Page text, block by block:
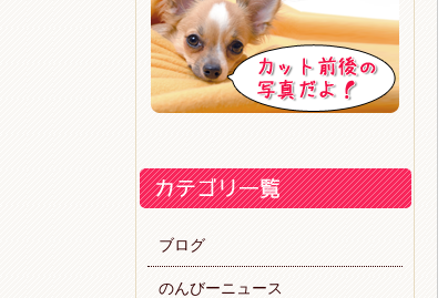
ブログ
のんびーニュース